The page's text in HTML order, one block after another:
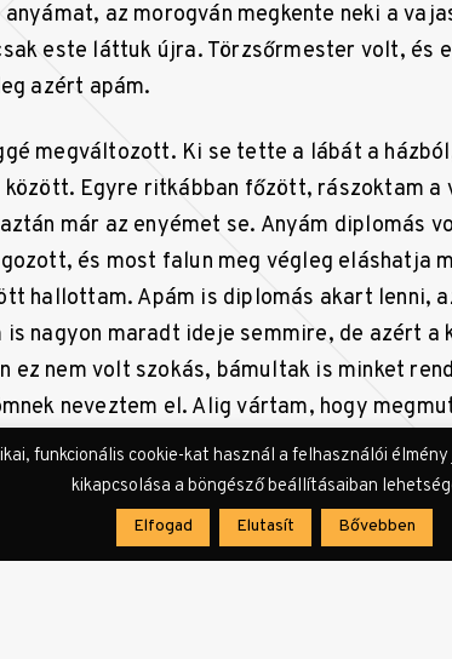
az morogván megkente neki a
este láttuk újra. Törzsőrmester volt, és
azért apám.
megváltozott. Ki se tette a lábát a
között. Egyre ritkábban főzött, rászoktam a
már az enyémet se. Anyám diplomás
és most falun meg végleg eláshatja
hallottam. Apám is diplomás akart lenni,
is nagyon maradt ideje semmire, de azért a
ez nem volt szokás, bámultak is minket
neveztem el. Alig vártam, hogy
volna vele. Mindenkinek volt
fektetett nyolcasokban sem tudtak futni,
tűntek nagyon boldogtalannak. Sárika
becsben tartott vázáját. Anyám nem
funkcionális cookie-kat használ a felhasználói
kikapcsolása a böngésző beállításaiban
Elfogad Elutasít Bővebben